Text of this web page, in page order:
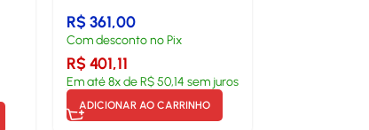
R$361,00
Com desconto no Pix
R$401,11
Em até8x deR$50,14 sem juros
ADICIONAR AO CARRINHO